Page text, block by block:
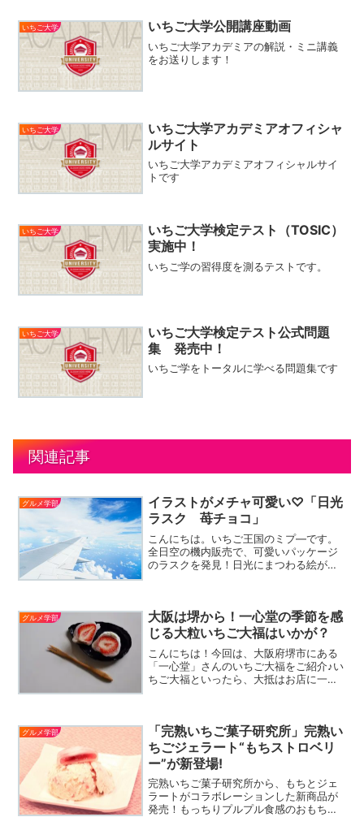
いちご大学 いちご大学公開講座動画
いちご大学アカデミアの解説・ミニ講義
をお送りします！
いちご大学
いちご大学アカデミアオフィシャ
ルサイト
いちご大学アカデミアオフィシャルサイ
トです
いちご大学
いちご大学検定テスト（TOSIC）
実施中！
いちご学の習得度を測るテストです。
いちご大学
いちご大学検定テスト公式問題
集 発売中！
いちご学をトータルに学べる問題集です
関連記事
グルメ学部
イラストがメチャ可愛い♡「日光
ラスク 苺チョコ」
こんにちは。いちご王国のミプ―です。
全日空の機内販売で、可愛いパッケージ
のラスクを発見！日光にまつわる絵がた
ですね！中身は苺チョコ...
グルメ学部
大阪は堺から！一心堂の季節を感
じる大粒いちご大福はいかが？
こんにちは！今回は、大阪府堺市にある
「一心堂」さんのいちご大福をご紹介♪い
ちご大福といったら、大抵はお店に一種
んて変わったものも。その...
グルメ学部
「完熟いちご菓子研究所」完熟い
ちごジェラート“もちストロベリ
ー”が新登場!
完熟いちご菓子研究所から、もちとジェ
ラートがコラボレーションした新商品が
発売！もっちりプルプル食感のおもち